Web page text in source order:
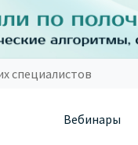
специалистов
Вебинары